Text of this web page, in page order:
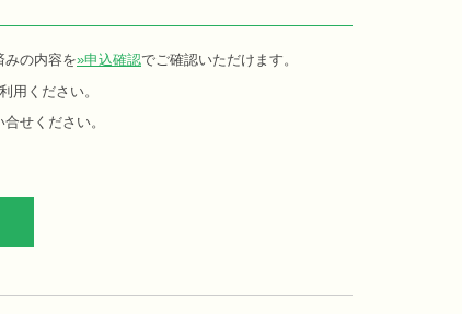
みの内容を»申込確認でご確認いただけます。
用ください。
せください。